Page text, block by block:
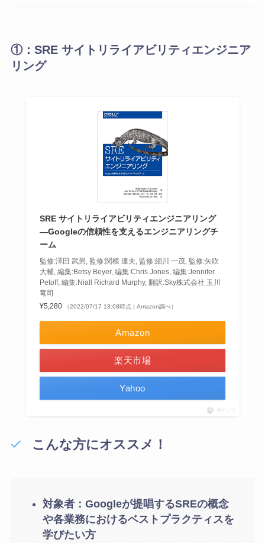
①：SRE サイトリライアビリティエンジニア
リング
SRE サイトリライアビリティエンジニアリング
―Googleの信頼性を支えるエンジニアリングチ
ーム
監修:澤田 武男, 監修:関根 達夫, 監修:細川 一茂, 監修:矢吹
大輔, 編集:Betsy Beyer, 編集:Chris Jones, 編集:Jennifer
Petoff, 編集:Niall Richard Murphy, 翻訳:Sky株式会社 玉川
竜司
¥5,280
（2022/07/17 13:08時点 | Amazon調べ）
Amazon
楽天市場
Yahoo
ポチップ
こんな方にオススメ！
対象者：Googleが提唱するSREの概念
や各業務におけるベストプラクティスを
学びたい方